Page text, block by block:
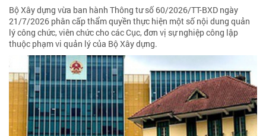
Bộ Xây dựng vừa ban hành Thông tư số 60/2026/TT-BXD ngày
21/7/2026 phân cấp thẩm quyền thực hiện một số nội dung quản
lý công chức, viên chức cho các Cục, đơn vị sự nghiệp công lập
thuộc phạm vi quản lý của Bộ Xây dựng.